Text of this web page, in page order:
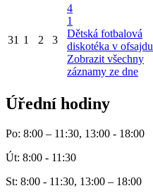
31 1 2 3
4
1
Dětská fotbalová
diskotéka v ofsajdu
Zobrazit všechny
záznamy ze dne
Úřední hodiny
Po: 8:00 – 11:30, 13:00 - 18:00
Út: 8:00 - 11:30
St: 8:00 - 11:30, 13:00 – 18:00